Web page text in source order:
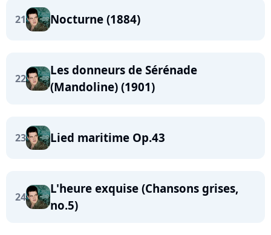
21 Nocturne (1884)
22
Les donneurs de Sérénade
(Mandoline) (1901)
23 Lied maritime Op.43
24
L'heure exquise (Chansons grises,
no.5)